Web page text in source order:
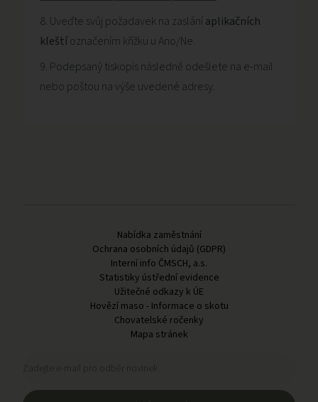
Uveďte svůj požadavek na zasláníaplikačních
kleštíoznačením křížku u Ano/Ne.
Podepsaný tiskopis následně odešlete na e-mail
nebo poštou na výše uvedené adresy.
Nabídka zaměstnání
Ochrana osobních údajů (GDPR)
Interní info ČMSCH, a.s.
Statistiky ústřední evidence
Užitečné odkazy k ÚE
Hovězí maso - Informace o skotu
Chovatelské ročenky
Mapa stránek